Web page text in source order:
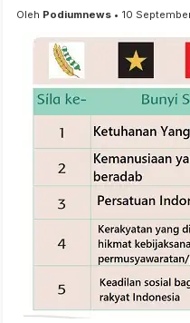
Oleh Podiumnews • 10